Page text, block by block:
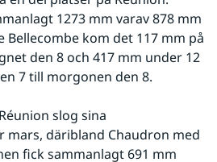
1273 mm varav 878 mm
Bellecombe kom det 117 mm på
den 8 och 417 mm under 12
7 till morgonen den 8.
slog sina
däribland Chaudron med
fick sammanlagt 691 mm